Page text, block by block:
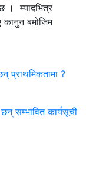
। म्यादभित्र
कानुन बमोजिम
प्राथमिकतामा ?
सम्भावित कार्यसूची